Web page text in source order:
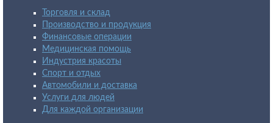
Торговля и склад
Производство и продукция
Финансовые операции
Медицинская помощь
Индустрия красоты
Спорт и отдых
Автомобили и доставка
Услуги для людей
Для каждой организации